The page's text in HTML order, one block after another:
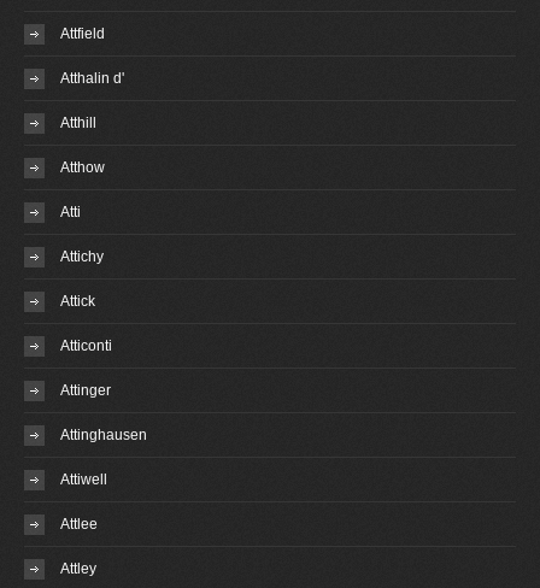
Attfield
Atthalin d'
Atthill
Atthow
Atti
Attichy
Attick
Atticonti
Attinger
Attinghausen
Attiwell
Attlee
Attley